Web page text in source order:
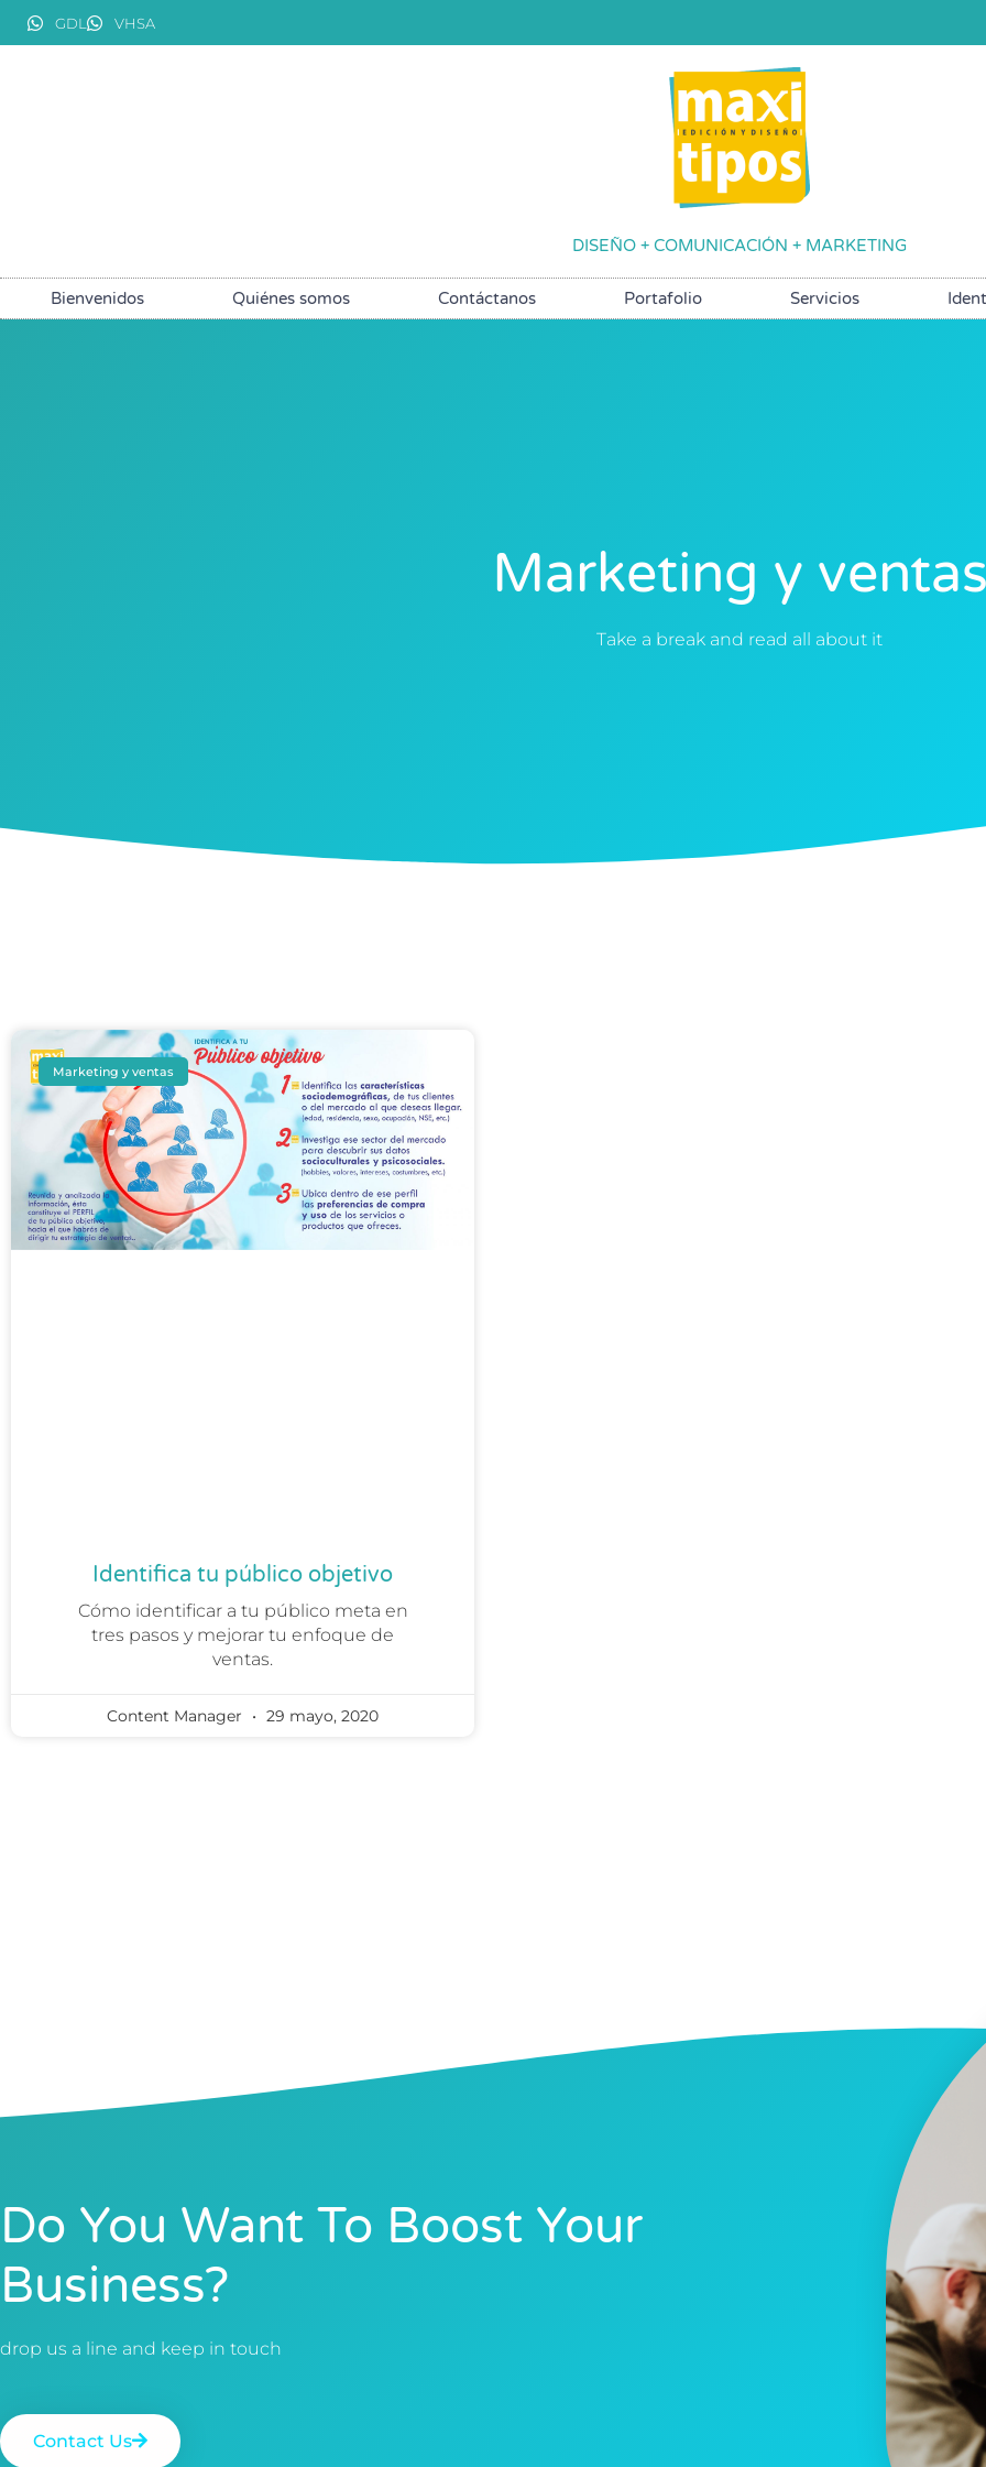
GDL VHSA
DISEÑO + COMUNICACIÓN + MARKETING
Bienvenidos Quiénes somos Contáctanos Portafolio Servicios
Marketing y
Take a break and read all about it
Marketing y ventas
Identifica tu público objetivo
Cómo identificar a tu público meta en
tres pasos y mejorar tu enfoque de
ventas.
Content Manager 29 mayo, 2020
Do You Want To Boost Your
Business?
drop us a line and keep in touch
Contact Us